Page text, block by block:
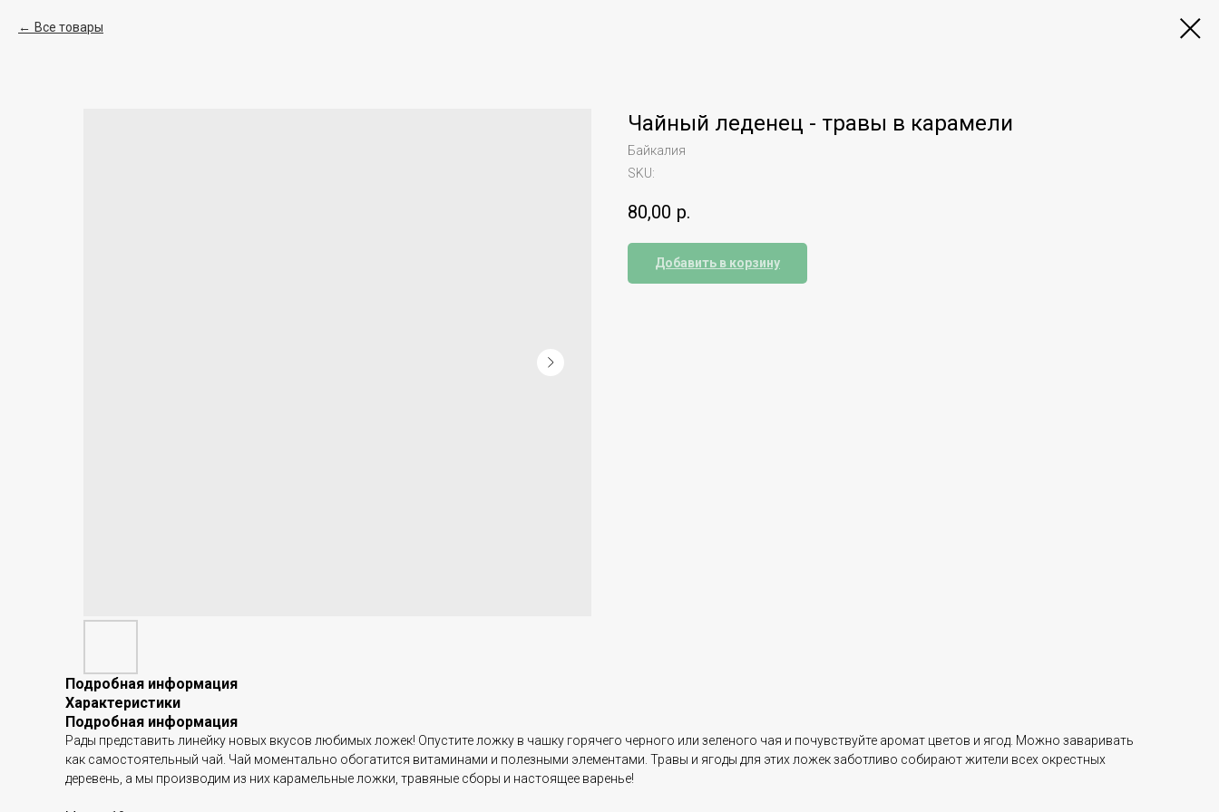
Все товары
Чайный леденец - травы в карамели
Байкалия
SKU:
80,00 р.
Добавить в корзину
Подробная информация
Характеристики
Подробная информация
Рады представить линейку новых вкусов любимых ложек! Опустите ложку в чашку горячего черного или зеленого чая и почувствуйте аромат цветов и ягод. Можно заваривать
как самостоятельный чай. Чай моментально обогатится витаминами и полезными элементами. Травы и ягоды для этих ложек заботливо собирают жители всех окрестных
деревень, а мы производим из них карамельные ложки, травяные сборы и настоящее варенье!